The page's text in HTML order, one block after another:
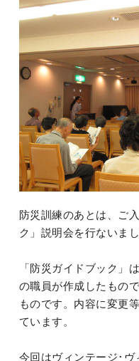
防災訓練のあとは、ご
ク」説明会を行ないまし
「防災ガイドブック」
の職員が作成したもの
ものです。内容に変更
ています。
今回はヴィンテージ･